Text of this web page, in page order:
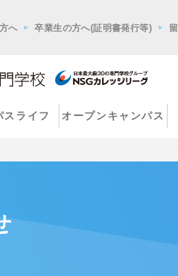
へ 卒業生の方へ(証明書発行等)
スライフ オープンキャンパス